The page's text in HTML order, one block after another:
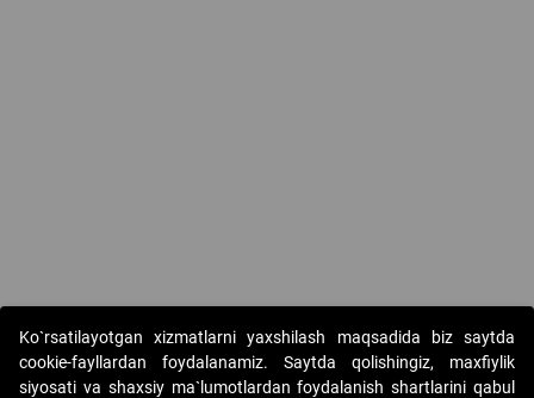
Ko`rsatilayotgan xizmatlarni yaxshilash maqsadida biz saytda
cookie-fayllardan foydalanamiz. Saytda qolishingiz, maxfiylik
siyosati va shaxsiy ma`lumotlardan foydalanish shartlarini qabul